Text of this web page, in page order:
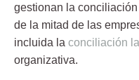
gestionan la
de la mitad de las
incluida la conciliación
organizativa.